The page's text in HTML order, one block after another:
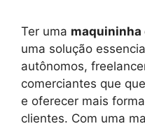
Ter uma maquininha
uma solução
autônomos,
comerciantes que
e oferecer mais
clientes. Com uma